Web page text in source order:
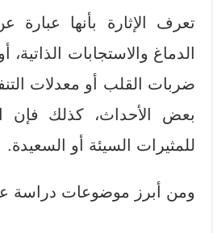
تعرف الإثارة بأنها
الدماغ والاستجابات الذاتية،
ضربات القلب أو معدلات
بعض الأحداث، كذلك فإن
للمثيرات السيئة أو السعيدة.
ومن أبرز موضوعات دراسة